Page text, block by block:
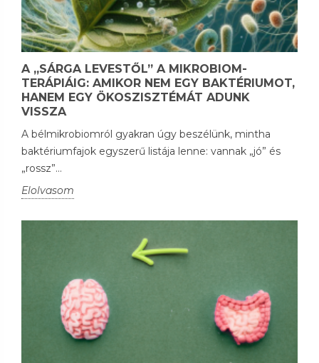
A „SÁRGA LEVESTŐL” A MIKROBIOM-
TERÁPIÁIG: AMIKOR NEM EGY BAKTÉRIUMOT,
HANEM EGY ÖKOSZISZTÉMÁT ADUNK
VISSZA
A bélmikrobiomról gyakran úgy beszélünk, mintha
baktériumfajok egyszerű listája lenne: vannak „jó” és
„rossz”...
Elolvasom